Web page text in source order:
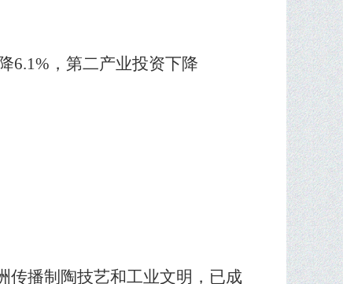
6.1%，第二产业投资下降
传播制陶技艺和工业文明，已成